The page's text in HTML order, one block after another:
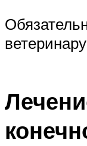
ветеринару